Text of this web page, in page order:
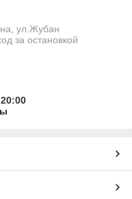
ул.Жубан
за остановкой